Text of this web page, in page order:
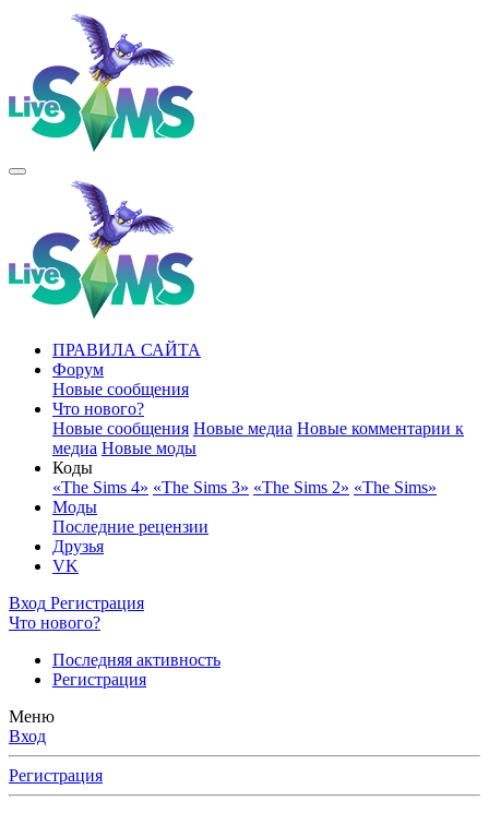
ПРАВИЛА САЙТА
Форум
Новые сообщения
Что нового?
Новые сообщения Новые медиа Новые комментарии к
медиа Новые моды
Коды
«The Sims 4» «The Sims 3» «The Sims 2» «The Sims»
Моды
Последние рецензии
Друзья
VK
Вход Регистрация
Что нового?
Последняя активность
Регистрация
Меню
Вход
Регистрация